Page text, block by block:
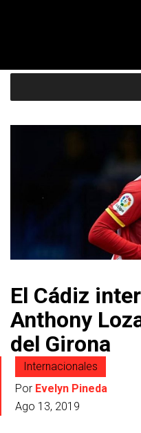
El Cádiz
Anthony
del Girona
Internacionales
Por Evelyn Pineda
Ago 13, 2019